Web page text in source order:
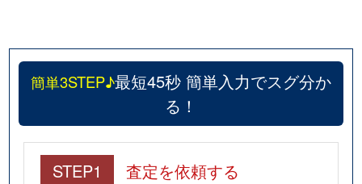
簡単3STEP♪最短45秒 簡単入力でスグ分か
る！
STEP1 査定を依頼する